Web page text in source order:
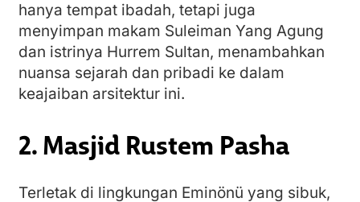
hanya tempat ibadah, tetapi juga
menyimpan makam Suleiman Yang Agung
dan istrinya Hurrem Sultan, menambahkan
nuansa sejarah dan pribadi ke dalam
keajaiban arsitektur ini.
2. Masjid Rustem Pasha
Terletak di lingkungan Eminönü yang sibuk,